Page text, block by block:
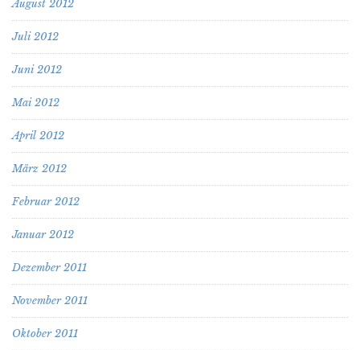
August 2012
Juli 2012
Juni 2012
Mai 2012
April 2012
März 2012
Februar 2012
Januar 2012
Dezember 2011
November 2011
Oktober 2011